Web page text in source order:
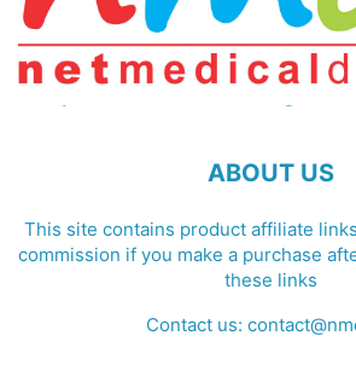
ABOUT US
This site contains product affiliate
commission if you make a purchase
these links
Contact us: